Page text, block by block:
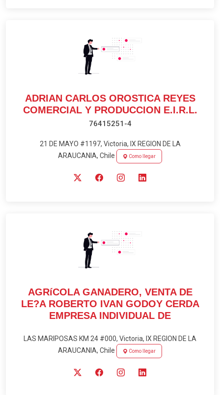
ADRIAN CARLOS OROSTICA REYES
COMERCIAL Y PRODUCCION E.I.R.L.
76415251-4
21 DE MAYO #1197, Victoria, IX REGION DE LA
ARAUCANIA, Chile
Como llegar
AGRíCOLA GANADERO, VENTA DE
LE?A ROBERTO IVAN GODOY CERDA
EMPRESA INDIVIDUAL DE
LAS MARIPOSAS KM 24 #000, Victoria, IX REGION DE LA
ARAUCANIA, Chile
Como llegar